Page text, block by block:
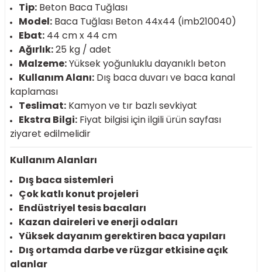
Tip: Beton Baca Tuğlası
Model: Baca Tuğlası Beton 44x44 (imb210040)
Ebat: 44 cm x 44 cm
Ağırlık:25 kg / adet
Malzeme:Yüksek yoğunluklu dayanıklı beton
Kullanım Alanı: Dış baca duvarı ve baca kanal
kaplaması
Teslimat: Kamyon ve tır bazlı sevkiyat
Ekstra Bilgi: Fiyat bilgisi için ilgili ürün sayfası
ziyaret edilmelidir
Kullanım Alanları
Dış baca sistemleri
Çok katlı konut projeleri
Endüstriyel tesis bacaları
Kazan daireleri ve enerji odaları
Yüksek dayanım gerektiren baca yapıları
Dış ortamda darbe ve rüzgar etkisine açık
alanlar